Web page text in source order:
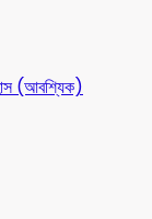
(আবশ্যিক)